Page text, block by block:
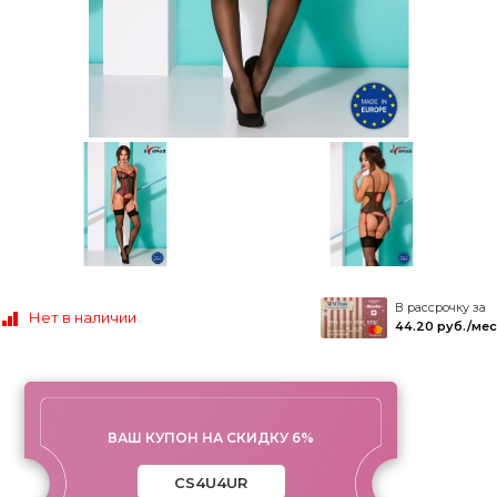
Нет в наличии
В рассрочку за
44.20 руб./мес
ВАШ КУПОН НА СКИДКУ 6%